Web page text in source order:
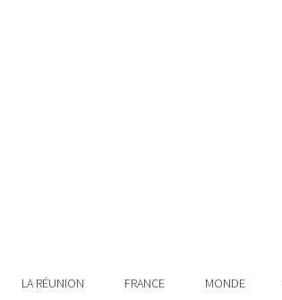
LA RÉUNION FRANCE MONDE